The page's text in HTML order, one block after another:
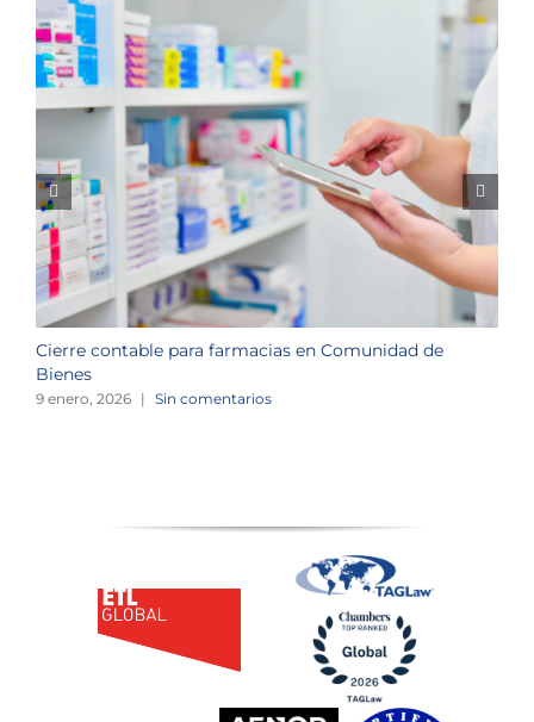
Cierre contable para farmacias en Comunidad de
Bienes
9 enero, 2026 | Sin comentarios